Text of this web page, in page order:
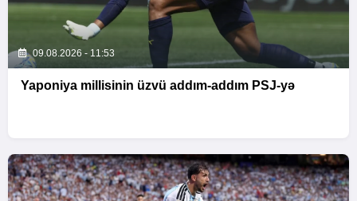
09.08.2026 - 11:53
Yaponiya millisinin üzvü addım-addım PSJ-yə